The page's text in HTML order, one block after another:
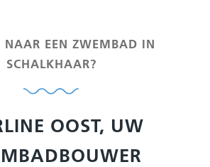
NAAR EEN ZWEMBAD IN
SCHALKHAAR?
OOST, UW